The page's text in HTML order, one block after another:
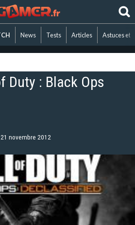
News Tests Articles Astuces et
Duty : Black Ops
21 novembre 2012